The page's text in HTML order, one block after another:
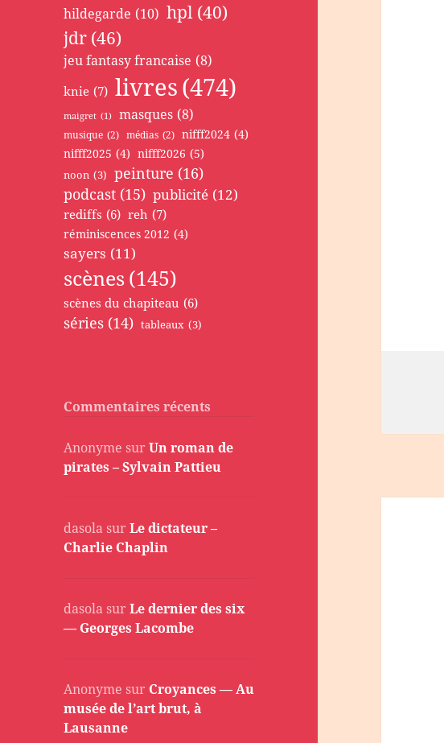
hildegarde (10) hpl (40)
jdr (46)
jeu fantasy francaise (8)
knie (7) livres(474)
maigret (1) masques (8)
musique (2) médias (2) nifff2024 (4)
nifff2025 (4) nifff2026 (5)
noon (3) peinture (16)
podcast (15) publicité (12)
rediffs (6) reh (7)
réminiscences 2012 (4)
sayers (11)
scènes(145)
scènes du chapiteau (6)
séries (14) tableaux (3)
Commentaires récents
Anonyme surUn roman de
pirates – Sylvain Pattieu
dasolasurLe dictateur –
Charlie Chaplin
dasolasurLe dernier des six
— Georges Lacombe
Anonyme sur Croyances — Au
musée de l’art brut, à
Lausanne